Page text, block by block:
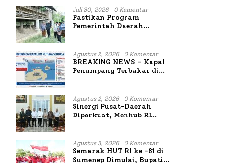
Juli 30, 2026 0 Komentar
Pastikan Program
Pemerintah Daerah
Sumenep Tinjau Langsung
Budidaya Lele dan Ayam
Petelur di Desa Bataal Timur
Agustus 2, 2026 0 Komentar
BREAKING NEWS – Kapal
Penumpang Terbakar di
Agustus 2, 2026 0 Komentar
Sinergi Pusat-Daerah
Diperkuat, Menhub RI
Mutiara Sentosa II
Agustus 3, 2026 0 Komentar
Semarak HUT RI ke -81 di
Sumenep Dimulai, Bupati